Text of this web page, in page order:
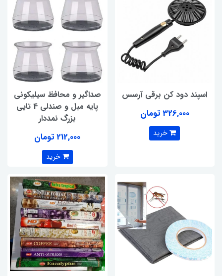
اسپند دود کن برقی آرسس
326,000 تومان
خرید
صداگیر و محافظ سیلیکونی
پایه مبل و صندلی 4 تایی
بزرگ نمددار
212,000 تومان
خرید